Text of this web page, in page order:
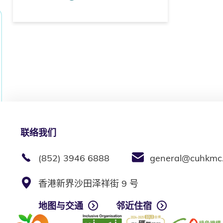
联络我们
(852) 3946 6888
香港新界沙田泽祥街 9 号
地图与交通
邻近住宿